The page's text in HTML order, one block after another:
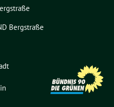
Bergstraße